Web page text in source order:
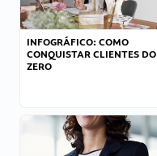
INFOGRÁFICO: COMO
CONQUISTAR CLIENTES DO
ZERO